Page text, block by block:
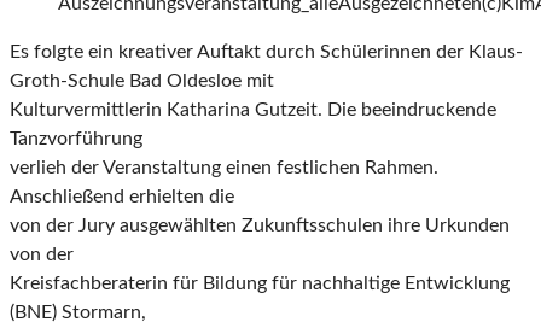
Es folgte ein kreativer Auftakt durch Schülerinnen der Klaus-
Groth-Schule Bad Oldesloe mit
Kulturvermittlerin Katharina Gutzeit. Die beeindruckende
Tanzvorführung
verlieh der Veranstaltung einen festlichen Rahmen.
Anschließend erhielten die
von der Jury ausgewählten Zukunftsschulen ihre Urkunden
von der
Kreisfachberaterin für Bildung für nachhaltige Entwicklung
(BNE) Stormarn,